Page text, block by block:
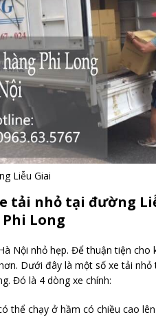
Liễu Giai
tải nhỏ tại đường
Long
Nội nhỏ hẹp. Để thuận tiện cho
Dưới đây là một số xe tải
Đó là 4 dòng xe chính:
thể chạy ở hầm có chiều cao